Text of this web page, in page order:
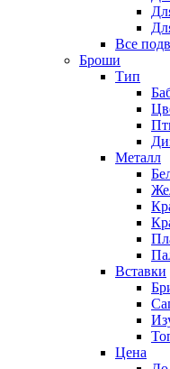
Все
Броши
Тип
Металл
Вставки
Цена